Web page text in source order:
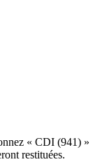
« CDI (941) »
restituées.